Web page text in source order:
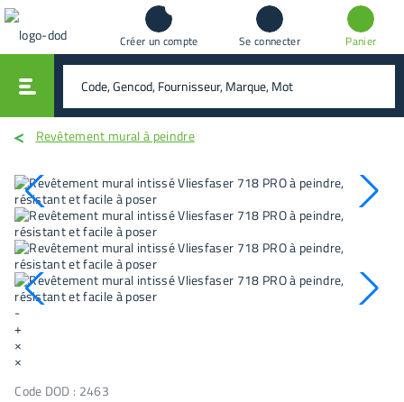
Créer un compte Se connecter Panier
rechercher
Revêtement mural à peindre
-
+
×
×
Code DOD : 2463